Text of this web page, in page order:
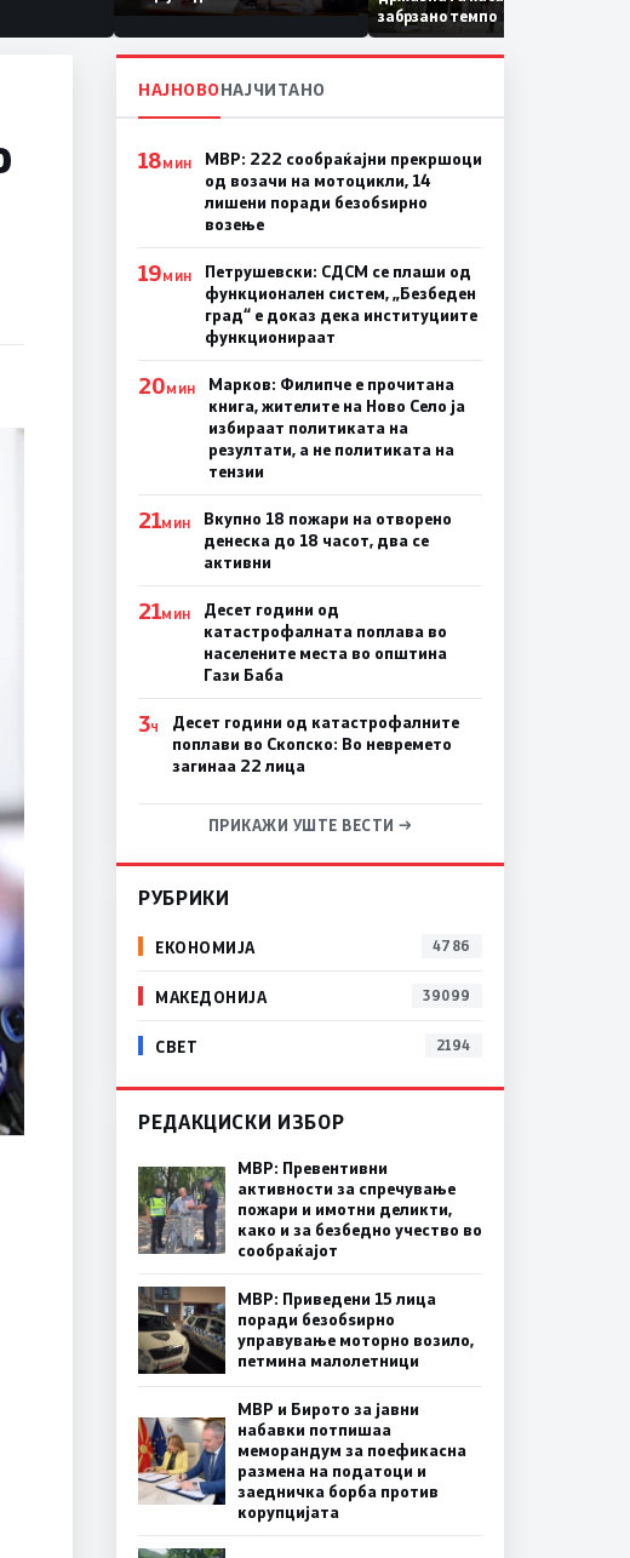
Коридор 8, Македонија
станува раскрсница на
Балканот
забрзано темпо
НАЈНОВОНАЈЧИТАНО
18МИН
МВР: 222 сообраќајни прекршоци
од возачи на мотоцикли, 14
лишени поради безобѕирно
возење
19МИН
Петрушевски: СДСМ се плаши од
функционален систем, „Безбеден
град“ е доказ дека институциите
функционираат
20МИН
Марков: Филипче е прочитана
книга, жителите на Ново Село ја
избираат политиката на
резултати, а не политиката на
тензии
21МИН
Вкупно 18 пожари на отворено
денеска до 18 часот, два се
активни
21МИН
Десет години од
катастрофалната поплава во
населените места во општина
Гази Баба
3Ч
Десет години од катастрофалните
поплави во Скопско: Во невремето
загинаа 22 лица
ПРИКАЖИ УШТЕ ВЕСТИ →
РУБРИКИ
ЕКОНОМИЈА 4786
МАКЕДОНИЈА 39099
СВЕТ 2194
РЕДАКЦИСКИ ИЗБОР
МВР: Превентивни
активности за спречување
пожари и имотни деликти,
како и за безбедно учество во
сообраќајот
МВР: Приведени 15 лица
поради безобѕирно
управување моторно возило,
петмина малолетници
МВР и Бирото за јавни
набавки потпишаа
меморандум за поефикасна
размена на податоци и
заедничка борба против
корупцијата